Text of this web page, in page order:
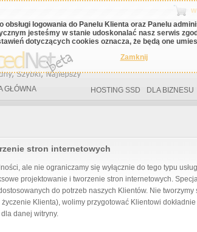
logowania do Panelu Klienta oraz Panelu
jesteśmy w stanie udoskonalać nasz serwis
dotyczących cookies oznacza, że będą one
Zamknij
GŁÓWNA HOSTING SSD DLA BIZNESU
stron internetowych
ale nie ograniczamy się wyłącznie do tego typu
projektowanie i tworzenie stron internetowych.
do potrzeb naszych Klientów. Nie tworzymy
Klienta), wolimy przygotować Klientowi
danej witryny.